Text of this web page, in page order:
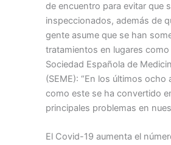
de encuentro para evitar que
inspeccionados, además de
gente asume que se han
tratamientos en lugares como
Sociedad Española de
(SEME): “En los últimos ocho
como este se ha convertido
principales problemas en
El Covid-19 aumenta el